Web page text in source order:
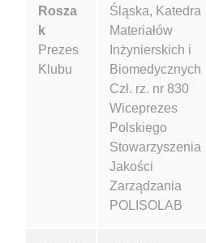
Rosza
k
Prezes
Klubu
Śląska, Katedra
Materiałów
Inżynierskich i
Biomedycznych
Czł. rz. nr 830
Wiceprezes
Polskiego
Stowarzyszenia
Jakości
Zarządzania
POLISOLAB